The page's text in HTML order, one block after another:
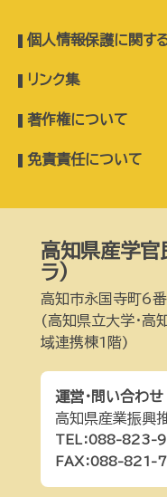
個人情報保護に関す
リンク集
著作権について
免責責任について
高知県産学官
ラ)
高知市永国寺町6
(高知県立大学・高
域連携棟1階)
運営・問い合わせ
高知県産業振興
TEL：088-823-
FAX：088-821-